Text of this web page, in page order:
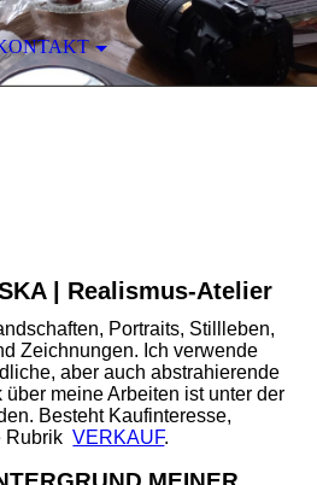
| Realismus-Atelier
Portraits, Stillleben,
Zeichnungen. Ich verwende
aber auch abstrahierende
über meine Arbeiten ist unter der
Besteht Kaufinteresse,
RubrikVERKAUF.